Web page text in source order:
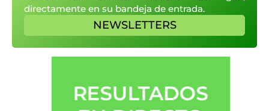
directamente en su bandeja de entrada.
NEWSLETTERS